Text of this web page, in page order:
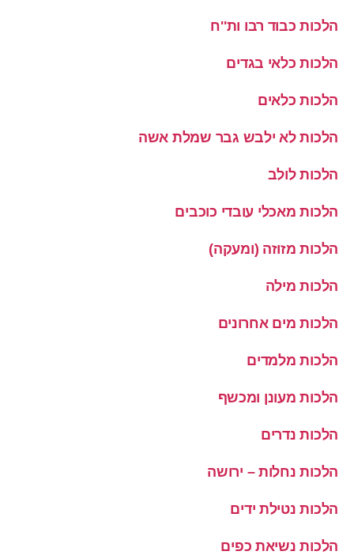
הלכות כבוד רבו ות''ח
הלכות כלאי בגדים
הלכות כלאים
הלכות לא ילבש גבר שמלת אשה
הלכות לולב
הלכות מאכלי עובדי כוכבים
הלכות מזוזה (ומעקה)
הלכות מילה
הלכות מים אחרונים
הלכות מלמדים
הלכות מעונן ומכשף
הלכות נדרים
הלכות נחלות – ירושה
הלכות נטילת ידים
הלכות נשיאת כפים